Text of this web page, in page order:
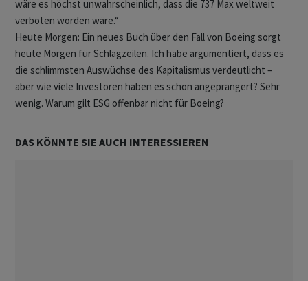
wäre es höchst unwahrscheinlich, dass die 737 Max weltweit
verboten worden wäre.“
Heute Morgen: Ein neues Buch über den Fall von Boeing sorgt
heute Morgen für Schlagzeilen. Ich habe argumentiert, dass es
die schlimmsten Auswüchse des Kapitalismus verdeutlicht –
aber wie viele Investoren haben es schon angeprangert? Sehr
wenig. Warum gilt ESG offenbar nicht für Boeing?
DAS KÖNNTE SIE AUCH INTERESSIEREN